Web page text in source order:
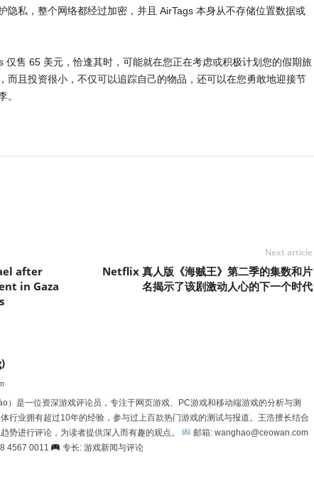
隐私，整个网络都经过加密，并且 AirTags 本身从不存储位置数据或
仅售 65 美元，恰逢其时，可能就在您正在考虑或积极计划您的假期旅
而且投资很小，不仅可以追踪自己的物品，还可以在您勇敢地迎接节
。
after
in Gaza
Next article
Netflix 真人版《海贼王》第二季的集数和片
名揭示了该剧激动人心的下一个时代
）是一位资深游戏评论员，专注于网页游戏、PC游戏和移动端游戏的分析与测
行业拥有超过10年的经验，参与过上百款热门游戏的测试与报道。王浩擅长结合
势进行评论，为读者提供深入而有趣的观点。
邮箱: wanghao@ceowan.com
4567 0011
专长: 游戏新闻与评论